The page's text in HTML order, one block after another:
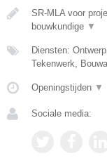
SR-MLA voor
bouwkundige ▼
Diensten:
Tekenwerk,
Openingstijden ▼
Sociale media: